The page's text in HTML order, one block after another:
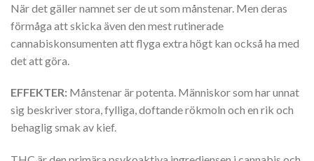
När det gäller namnet ser de ut som månstenar. Men deras
förmåga att skicka även den mest rutinerade
cannabiskonsumenten att flyga extra högt kan också ha med
det att göra.
EFFEKTER: Månstenar är potenta. Människor som har unnat
sig beskriver stora, fylliga, doftande rökmoln och en rik och
behaglig smak av kief.